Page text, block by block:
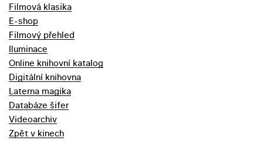
Filmová klasika
E-shop
Filmový přehled
Iluminace
Online knihovní katalog
Digitální knihovna
Laterna magika
Databáze šifer
Videoarchiv
Zpět v kinech